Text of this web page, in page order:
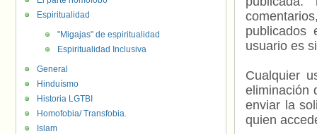
usuario es
Cualquier
eliminación
enviar la
quien
Espiritualidad
"Migajas" de espiritualidad
Espiritualidad Inclusiva
General
Hinduísmo
Historia LGTBI
Homofobia/ Transfobia.
Islam